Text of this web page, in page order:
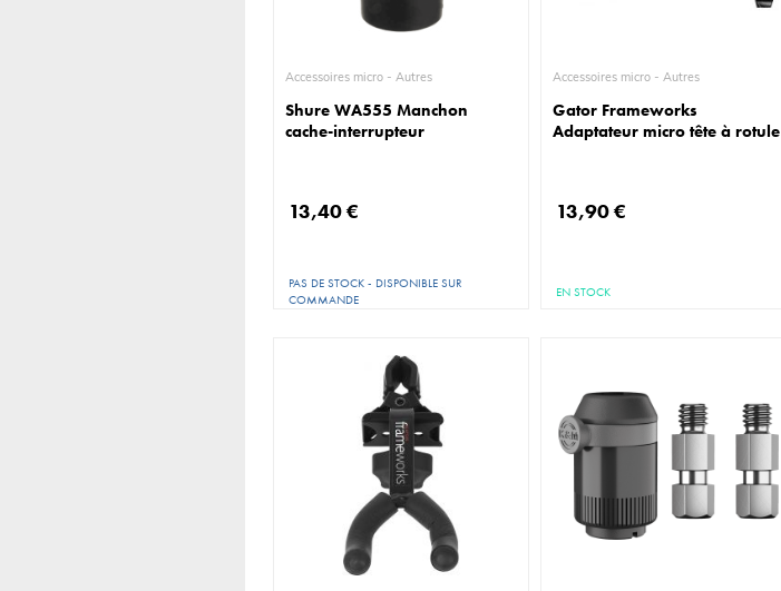
Accessoires micro - Autres
Shure WA555 Manchon
cache-interrupteur
13,40 €
PAS DE STOCK - DISPONIBLE SUR
COMMANDE
Accessoires micro - Autres
Gator Frameworks
Adaptateur micro tête à rotule
13,90 €
EN STOCK